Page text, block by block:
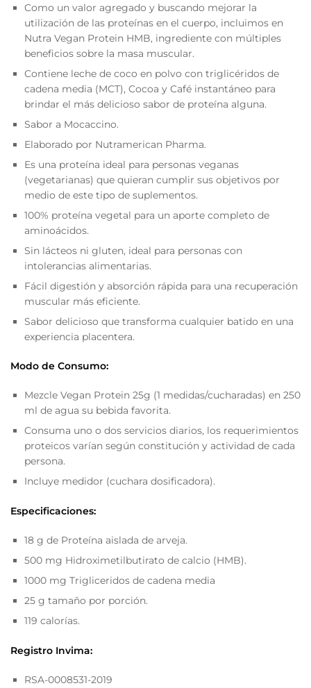
Como un valor agregado y buscando mejorar la
utilización de las proteínas en el cuerpo, incluimos en
Nutra Vegan Protein HMB, ingrediente con múltiples
beneficios sobre la masa muscular.
Contiene leche de coco en polvo con triglicéridos de
cadena media (MCT), Cocoa y Café instantáneo para
brindar el más delicioso sabor de proteína alguna.
Sabor a Mocaccino.
Elaborado por Nutramerican Pharma.
Es una proteína ideal para personas veganas
(vegetarianas) que quieran cumplir sus objetivos por
medio de este tipo de suplementos.
100% proteína vegetal para un aporte completo de
aminoácidos.
Sin lácteos ni gluten, ideal para personas con
intolerancias alimentarias.
Fácil digestión y absorción rápida para una recuperación
muscular más eficiente.
Sabor delicioso que transforma cualquier batido en una
experiencia placentera.
Modo de Consumo:
Mezcle Vegan Protein 25g (1 medidas/cucharadas) en 250
ml de agua su bebida favorita.
Consuma uno o dos servicios diarios, los requerimientos
proteicos varían según constitución y actividad de cada
persona.
Incluye medidor (cuchara dosificadora).
Especificaciones:
18 g de Proteína aislada de arveja.
500 mg Hidroximetilbutirato de calcio (HMB).
1000 mg Trigliceridos de cadena media
25 g tamaño por porción.
119 calorías.
Registro Invima:
RSA-0008531-2019